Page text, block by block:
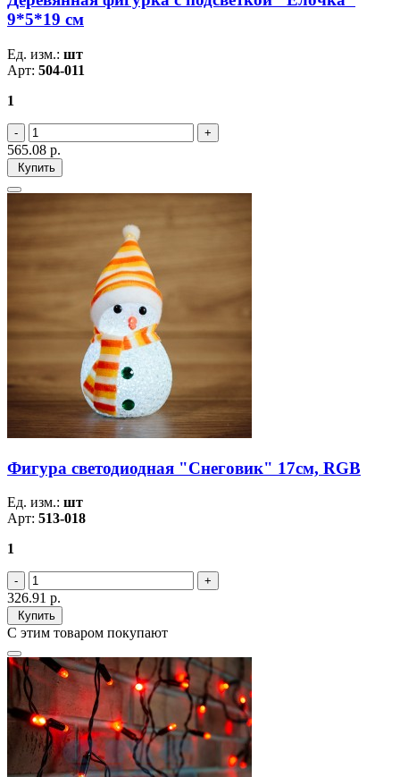
9*5*19 см
Ед. изм.: шт
Арт: 504-011
1
565.08 р.
Купить
Фигура светодиодная "Снеговик" 17см, RGB
Ед. изм.: шт
Арт: 513-018
1
326.91 р.
Купить
С этим товаром покупают